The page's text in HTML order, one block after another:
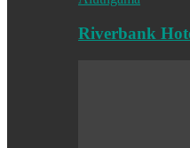
Riverbank